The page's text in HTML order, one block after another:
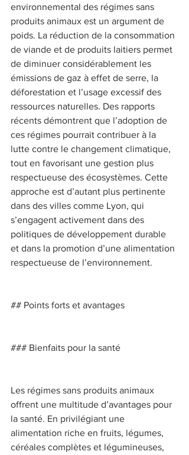
environnemental des régimes sans
produits animaux est un argument de
poids. La réduction de la consommation
de viande et de produits laitiers permet
de diminuer considérablement les
émissions de gaz à effet de serre, la
déforestation et l’usage excessif des
ressources naturelles. Des rapports
récents démontrent que l’adoption de
ces régimes pourrait contribuer à la
lutte contre le changement climatique,
tout en favorisant une gestion plus
respectueuse des écosystèmes. Cette
approche est d’autant plus pertinente
dans des villes comme Lyon, qui
s’engagent activement dans des
politiques de développement durable
et dans la promotion d’une alimentation
respectueuse de l’environnement.
## Points forts et avantages
### Bienfaits pour la santé
Les régimes sans produits animaux
offrent une multitude d’avantages pour
la santé. En privilégiant une
alimentation riche en fruits, légumes,
céréales complètes et légumineuses,